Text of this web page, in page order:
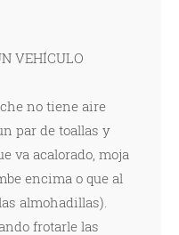
VEHÍCULO
no tiene aire
par de toallas y
va acalorado, moja
encima o que al
almohadillas).
frotarle las